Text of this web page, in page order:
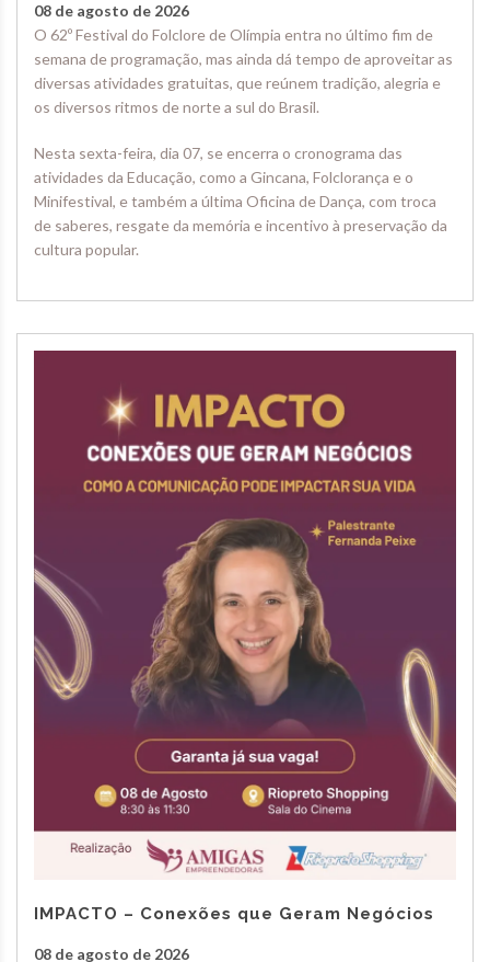
08 de agosto de 2026
O 62º Festival do Folclore de Olímpia entra no último fim de
semana de programação, mas ainda dá tempo de aproveitar as
diversas atividades gratuitas, que reúnem tradição, alegria e
os diversos ritmos de norte a sul do Brasil.
Nesta sexta-feira, dia 07, se encerra o cronograma das
atividades da Educação, como a Gincana, Folclorança e o
Minifestival, e também a última Oficina de Dança, com troca
de saberes, resgate da memória e incentivo à preservação da
cultura popular.
IMPACTO – Conexões que Geram Negócios
08 de agosto de 2026